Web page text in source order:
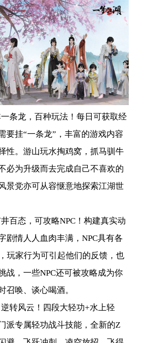
条龙，百种玩法！每日可获取经
要挂“一条龙”，丰富的游戏内容
性。游山玩水掏鸡窝，抓马驯牛
为升级而去完成自己不喜欢的
景党亦可从容惬意地探索江湖世
百态，可攻略NPC ！构建真实动
剧情人人血肉丰满，NPC具有各
，玩家行为可引起他们的反馈，也
战，一些NPC还可被攻略成为你
召唤、谈心喝酒。
转风云！四段大轻功+水上轻
派专属轻功战斗技能，全新的Z